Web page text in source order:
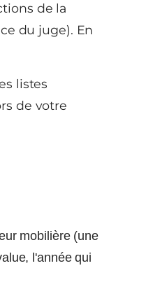
de la
du juge). En
listes
de votre
mobilière (une
l'année qui